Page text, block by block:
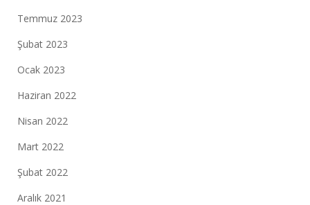
Temmuz 2023
Şubat 2023
Ocak 2023
Haziran 2022
Nisan 2022
Mart 2022
Şubat 2022
Aralık 2021